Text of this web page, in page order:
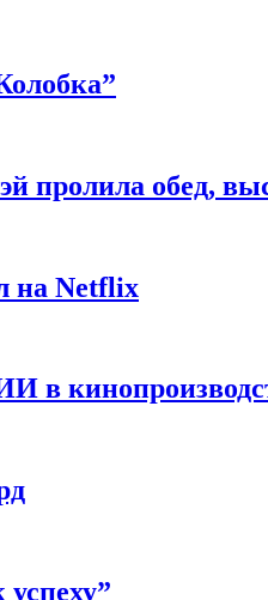
пролила обед,
на Netflix
в